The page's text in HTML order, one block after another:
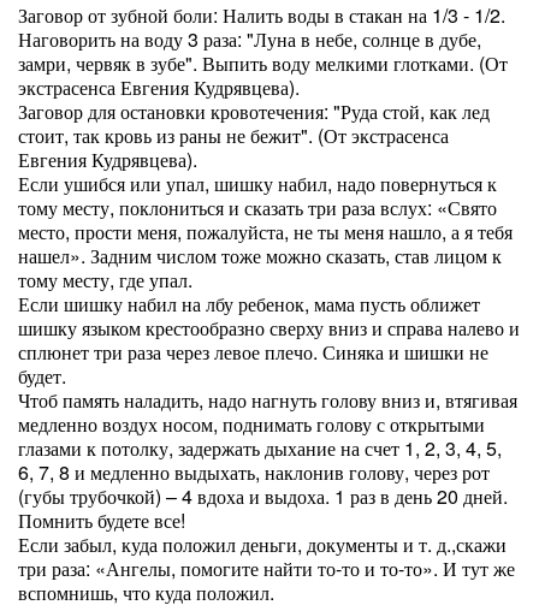
Заговор от зубной боли: Налить воды в стакан на 1/3 - 1/2.
Наговорить на воду 3 раза: "Луна в небе, солнце в дубе,
замри, червяк в зубе". Выпить воду мелкими глотками. (От
экстрасенса Евгения Кудрявцева).
Заговор для остановки кровотечения: "Руда стой, как лед
стоит, так кровь из раны не бежит". (От экстрасенса
Евгения Кудрявцева).
Если ушибся или упал, шишку набил, надо повернуться к
тому месту, поклониться и сказать три раза вслух: «Свято
место, прости меня, пожалуйста, не ты меня нашло, а я тебя
нашел». Задним числом тоже можно сказать, став лицом к
тому месту, где упал.
Если шишку набил на лбу ребенок, мама пусть оближет
шишку языком крестообразно сверху вниз и справа налево и
сплюнет три раза через левое плечо. Синяка и шишки не
будет.
Чтоб память наладить, надо нагнуть голову вниз и, втягивая
медленно воздух носом, поднимать голову с открытыми
глазами к потолку, задержать дыхание на счет 1, 2, 3, 4, 5,
6, 7, 8 и медленно выдыхать, наклонив голову, через рот
(губы трубочкой) – 4 вдоха и выдоха. 1 раз в день 20 дней.
Помнить будете все!
Если забыл, куда положил деньги, документы и т. д.,скажи
три раза: «Ангелы, помогите найти то-то и то-то». И тут же
вспомнишь, что куда положил.